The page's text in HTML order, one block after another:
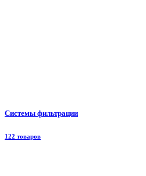
Системы фильтрации
122 товаров